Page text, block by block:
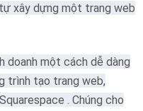
xây dựng một trang web
doanh một cách dễ dàng
trình tạo trang web,
. Chúng cho